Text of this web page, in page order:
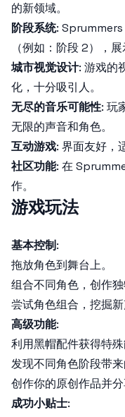
的新领域。
阶段系统: Sprummers
（例如：阶段 2），
城市视觉设计: 游戏的
化，十分吸引人。
无尽的音乐可能性: 玩
无限的声音和角色。
互动游戏: 界面友好，
社区功能: 在
作。
游戏玩法
基本控制:
拖放角色到舞台上。
组合不同角色，创作独
尝试角色组合，挖掘新
高级功能:
利用黑帽配件获得特殊
发现不同角色阶段带来
创作你的原创作品并分
成功小贴士: